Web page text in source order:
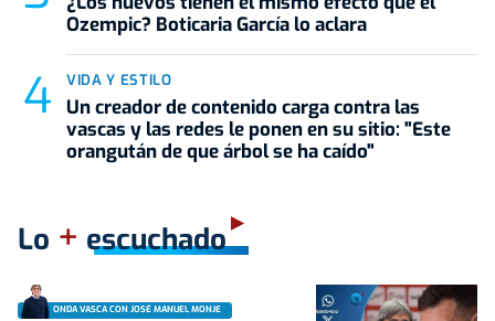
Ozempic? Boticaria García lo aclara
VIDA Y ESTILO
Un creador de contenido carga contra las
vascas y las redes le ponen en su sitio: "Este
orangután de que árbol se ha caído"
Lo + escuchado
ONDA VASCA CON JOSÉ MANUEL MONJE